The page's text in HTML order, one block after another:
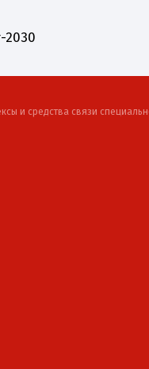
и средства связи